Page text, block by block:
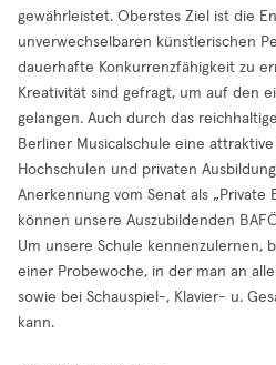
gewährleistet. Oberstes Ziel ist die
unverwechselbaren künstlerischen
dauerhafte Konkurrenzfähigkeit zu
Kreativität sind gefragt, um auf den
gelangen. Auch durch das
Berliner Musicalschule eine
Hochschulen und privaten
Anerkennung vom Senat als „Private
können unsere Auszubildenden
Um unsere Schule kennenzulernen,
einer Probewoche, in der man an
sowie bei Schauspiel-, Klavier- u.
kann.